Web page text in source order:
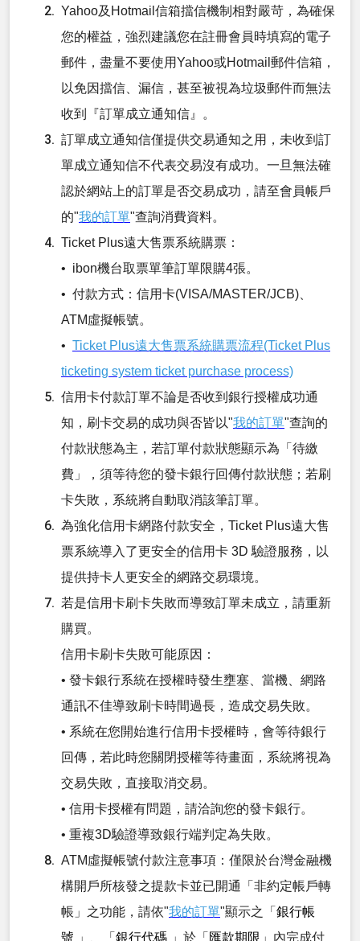
Yahoo及Hotmail信箱擋信機制相對嚴苛，為確保
您的權益，強烈建議您在註冊會員時填寫的電子
郵件，盡量不要使用Yahoo或Hotmail郵件信箱，
以免因擋信、漏信，甚至被視為垃圾郵件而無法
收到『訂單成立通知信』。
訂單成立通知信僅提供交易通知之用，未收到訂
單成立通知信不代表交易沒有成功。一旦無法確
認於網站上的訂單是否交易成功，請至會員帳戶
的"我的訂單"查詢消費資料。
Ticket Plus遠大售票系統購票：
• ibon機台取票單筆訂單限購4張。
• 付款方式：信用卡(VISA/MASTER/JCB)、
ATM虛擬帳號。
• Ticket Plus遠大售票系統購票流程(Ticket Plus
ticketing system ticket purchase process)
信用卡付款訂單不論是否收到銀行授權成功通
知，刷卡交易的成功與否皆以"我的訂單"查詢的
付款狀態為主，若訂單付款狀態顯示為「待繳
費」，須等待您的發卡銀行回傳付款狀態；若刷
卡失敗，系統將自動取消該筆訂單。
為強化信用卡網路付款安全，Ticket Plus遠大售
票系統導入了更安全的信用卡 3D 驗證服務，以
提供持卡人更安全的網路交易環境。
若是信用卡刷卡失敗而導致訂單未成立，請重新
購買。
信用卡刷卡失敗可能原因：
• 發卡銀行系統在授權時發生壅塞、當機、網路
通訊不佳導致刷卡時間過長，造成交易失敗。
• 系統在您開始進行信用卡授權時，會等待銀行
回傳，若此時您關閉授權等待畫面，系統將視為
交易失敗，直接取消交易。
• 信用卡授權有問題，請洽詢您的發卡銀行。
• 重複3D驗證導致銀行端判定為失敗。
ATM虛擬帳號付款注意事項：僅限於台灣金融機
構開戶所核發之提款卡並已開通「非約定帳戶轉
帳」之功能， 請依"我的訂單"顯示之「 銀行帳
號 」、「 銀行代碼 」於「 匯款期限 」內完成付